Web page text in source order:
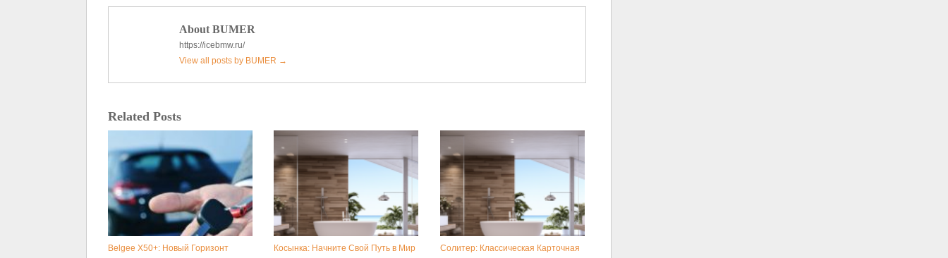
About BUMER
https://icebmw.ru/
View all posts by BUMER →
Related Posts
Belgee X50+: Новый Горизонт
Косынка: Начните Свой Путь в Мир
Солитер: Классическая Карточная